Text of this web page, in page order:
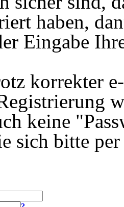
haben,
Eingabe
korrekter
keine
sich bitte